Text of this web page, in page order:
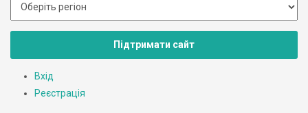
Підтримати сайт
Вхід
Реєстрація